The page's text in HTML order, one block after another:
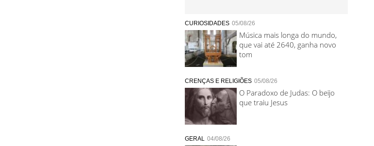
CURIOSIDADES 05/08/26
Música mais longa do mundo,
que vai até 2640, ganha novo
tom
CRENÇAS E RELIGIÕES 05/08/26
O Paradoxo de Judas: O beijo
que traiu Jesus
GERAL 04/08/26